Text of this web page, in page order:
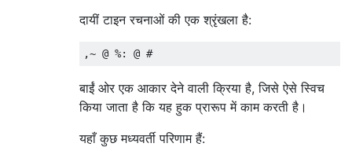
दायीं टाइन रचनाओं की एक श्रृंखला है:
बाईं ओर एक आकार देने वाली क्रिया है, जिसे ऐसे स्विच
किया जाता है कि यह हुक प्रारूप में काम करती है।
यहाँ कुछ मध्यवर्ती परिणाम हैं: